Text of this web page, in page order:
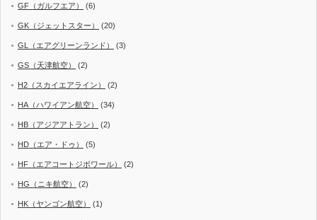
GF（ガルフエア） (6)
GK（ジェットスター） (20)
GL（エアグリーンランド） (3)
GS（天津航空） (2)
H2（スカイエアライン） (2)
HA（ハワイアン航空） (34)
HB（アジアアトラン） (2)
HD（エア・ドゥ） (5)
HF（エアコートジボワール） (2)
HG（ニキ航空） (2)
HK（ヤンゴン航空） (1)